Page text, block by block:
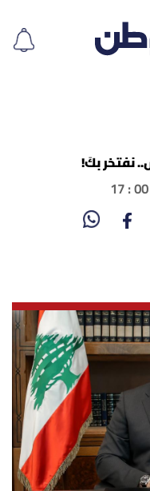
نفتخر بكَ!